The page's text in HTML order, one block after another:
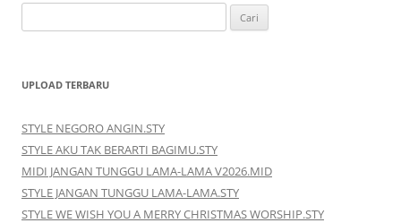
untuk:
UPLOAD TERBARU
STYLE NEGORO ANGIN.STY
STYLE AKU TAK BERARTI BAGIMU.STY
MIDI JANGAN TUNGGU LAMA-LAMA V2026.MID
STYLE JANGAN TUNGGU LAMA-LAMA.STY
STYLE WE WISH YOU A MERRY CHRISTMAS WORSHIP.STY